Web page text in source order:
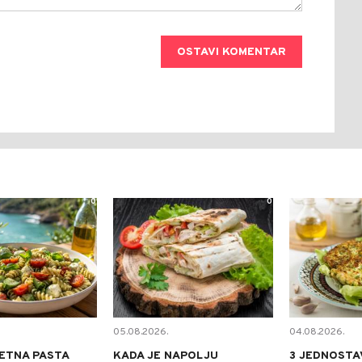
OSTAVI KOMENTAR
0
PASTA
0
05.08.2026.
KADA JE NAPOLJU
04.08.2026.
3